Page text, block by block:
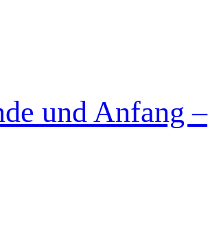
und Anfang –